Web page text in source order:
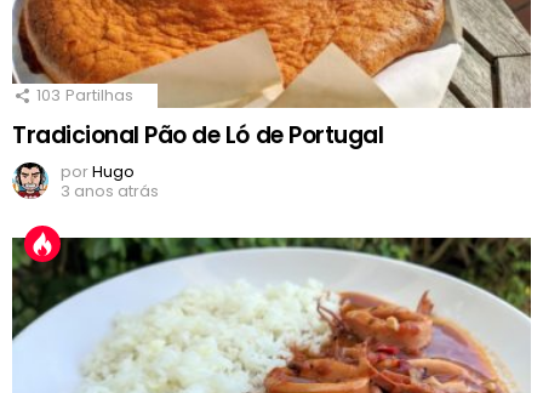
103 Partilhas
Tradicional Pão de Ló de Portugal
porHugo
3 anos atrás